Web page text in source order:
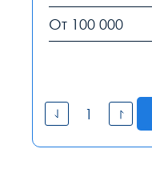
От 100 000